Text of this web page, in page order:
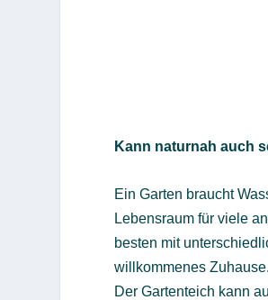
Kann naturnah auch
Ein Garten braucht
Lebensraum für viele
besten mit
willkommenes Zuhause.
Der Gartenteich kann